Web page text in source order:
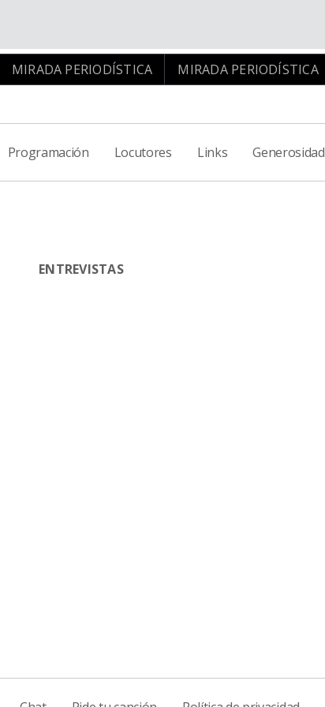
MIRADA PERIODÍSTICA MIRADA PERIODÍSTICA
Programación Locutores Links Generosidad
ENTREVISTAS